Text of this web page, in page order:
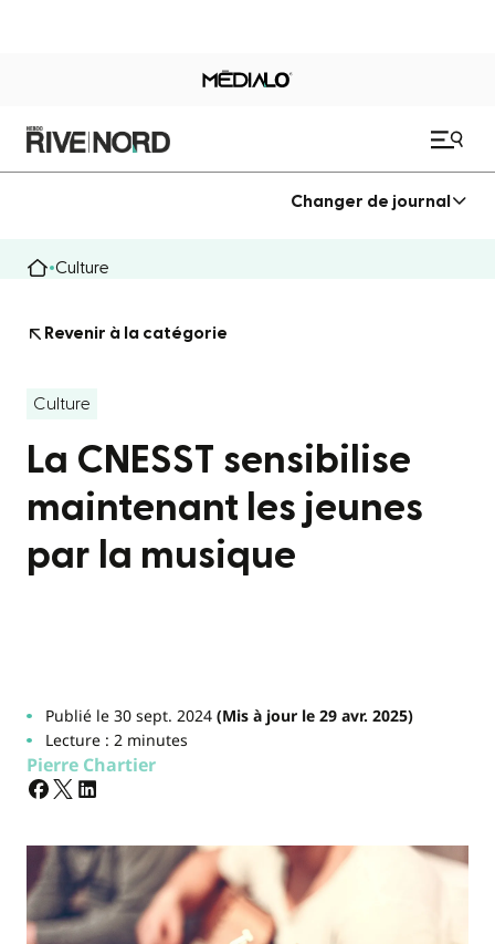
Changer de journal
Culture
Revenir à la catégorie
Culture
La CNESST sensibilise
maintenant les jeunes
par la musique
Publié le 30 sept. 2024(Mis à jour le 29 avr. 2025)
Lecture : 2 minutes
Pierre Chartier